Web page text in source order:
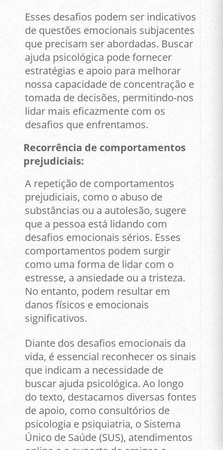
Esses desafios podem ser indicativos
de questões emocionais subjacentes
que precisam ser abordadas. Buscar
ajuda psicológica pode fornecer
estratégias e apoio para melhorar
nossa capacidade de concentração e
tomada de decisões, permitindo-nos
lidar mais eficazmente com os
desafios que enfrentamos.
Recorrência de comportamentos
prejudiciais:
A repetição de comportamentos
prejudiciais, como o abuso de
substâncias ou a autolesão, sugere
que a pessoa está lidando com
desafios emocionais sérios. Esses
comportamentos podem surgir
como uma forma de lidar com o
estresse, a ansiedade ou a tristeza.
No entanto, podem resultar em
danos físicos e emocionais
significativos.
Diante dos desafios emocionais da
vida, é essencial reconhecer os sinais
que indicam a necessidade de
buscar ajuda psicológica. Ao longo
do texto, destacamos diversas fontes
de apoio, como consultórios de
psicologia e psiquiatria, o Sistema
Único de Saúde (SUS), atendimentos